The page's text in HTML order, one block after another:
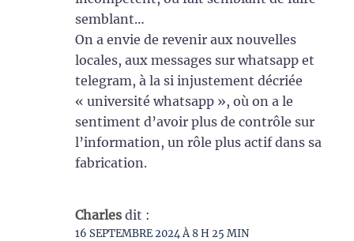
semblant…
On a envie de revenir aux nouvelles
locales, aux messages sur whatsapp et
telegram, à la si injustement décriée
« université whatsapp », où on a le
sentiment d’avoir plus de contrôle sur
l’information, un rôle plus actif dans sa
fabrication.
Charles dit :
16 SEPTEMBRE 2024 À 8 H 25 MIN